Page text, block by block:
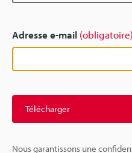
Adresse e-mail (obligatoire)
Télécharger
Nous garantissons une